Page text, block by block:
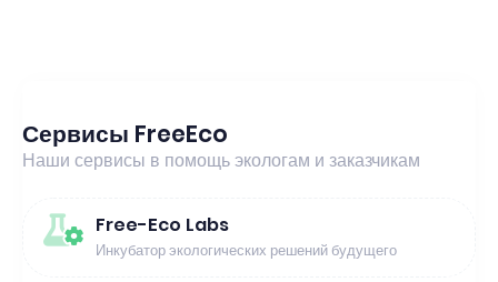
Сервисы FreeEco
Наши сервисы в помощь экологам и заказчикам
Free-Eco Labs
Инкубатор экологических решений будущего